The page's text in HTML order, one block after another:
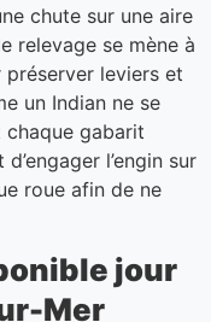
chute sur une aire
relevage se mène à
leviers et
un Indian ne se
chaque gabarit
l’engin sur
roue afin de ne
jour
Mer